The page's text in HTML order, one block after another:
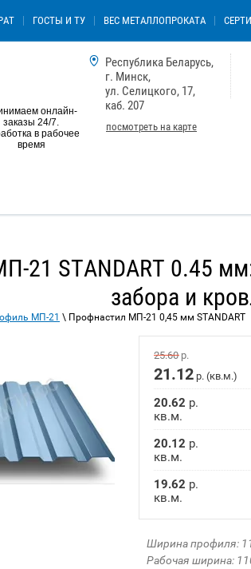
ГОСТЫ И ТУ ВЕС МЕТАЛЛОПРОКАТА
онлайн-
заказы 24/7.
в рабочее
время
Республика Беларусь,
г. Минск,
ул. Селицкого, 17,
каб. 207
посмотреть на карте
21 STANDART 0.45
забора и
МП-21 \ Профнастил МП-21 0,45 мм STANDART
25.60р.
21.12 р. (кв.м.)
20.62 р.
кв.м.
20.12 р.
кв.м.
19.62 р.
кв.м.
Ширина профиля:
Рабочая ширина: